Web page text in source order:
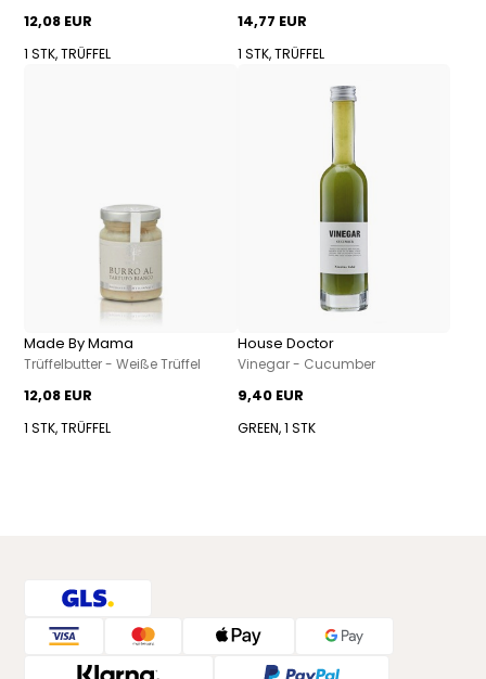
12,08 EUR
1 STK, TRÜFFEL
14,77 EUR
1 STK, TRÜFFEL
Made By Mama
Trüffelbutter - Weiße Trüffel
12,08 EUR
1 STK, TRÜFFEL
House Doctor
Vinegar - Cucumber
9,40 EUR
GREEN, 1 STK